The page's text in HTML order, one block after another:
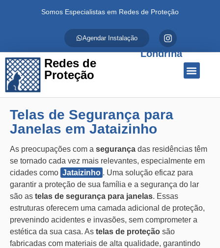
Somos Especialistas em Redes de Proteção
Agendar Instalação
Redes de
Proteção
Londrina
Telas de Segurança para
Janelas em Jataizinho
As preocupações com a segurança das residências têm
se tornado cada vez mais relevantes, especialmente em
cidades como Jataizinho . Uma solução eficaz para
garantir a proteção de sua família e a segurança do lar
são as telas de segurança para janelas. Essas
estruturas oferecem uma camada adicional de proteção,
prevenindo acidentes e invasões, sem comprometer a
estética da sua casa. As telas de proteção são
fabricadas com materiais de alta qualidade, garantindo